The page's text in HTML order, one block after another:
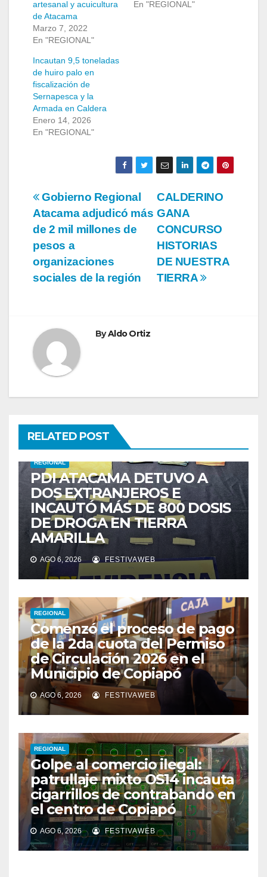
artesanal y acuicultura
de Atacama
Marzo 7, 2022
En "REGIONAL"
En "REGIONAL"
Incautan 9,5 toneladas
de huiro palo en
fiscalización de
Sernapesca y la
Armada en Caldera
Enero 14, 2026
En "REGIONAL"
Navegación
de
entradas
CALDERINO
GANA
CONCURSO
HISTORIAS
DE NUESTRA
TIERRA
Gobierno Regional
Atacama adjudicó más
de 2 mil millones de
pesos a
organizaciones
sociales de la región
ByAldo Ortiz
RELATED POST
REGIONAL
PDI ATACAMA DETUVO A
DOS EXTRANJEROS E
INCAUTÓ MÁS DE 800 DOSIS
DE DROGA EN TIERRA
AMARILLA
AGO 6, 2026 FESTIVAWEB
REGIONAL
Comenzó el proceso de pago
de la 2da cuota del Permiso
de Circulación 2026 en el
Municipio de Copiapó
AGO 6, 2026 FESTIVAWEB
REGIONAL
Golpe al comercio ilegal:
patrullaje mixto OS14 incauta
cigarrillos de contrabando en
el centro de Copiapó
AGO 6, 2026 FESTIVAWEB